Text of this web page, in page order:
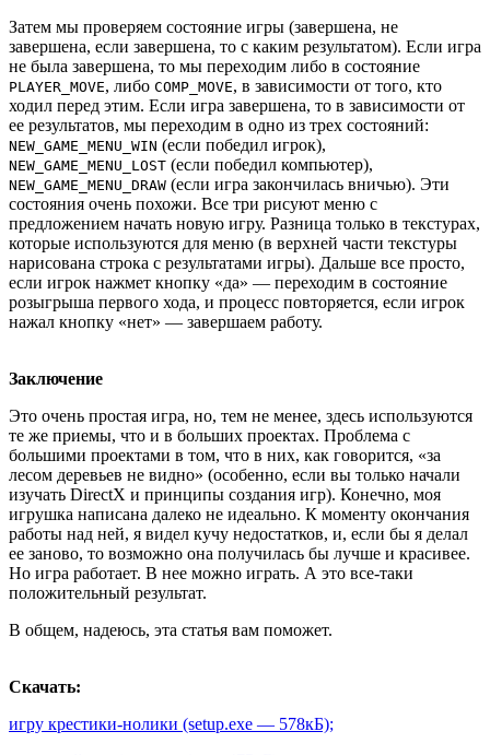
Затем мы проверяем состояние игры (завершена, не
завершена, если завершена, то с каким результатом). Если игра
не была завершена, то мы переходим либо в состояние
PLAYER_MOVE, либо COMP_MOVE, в зависимости от того, кто
ходил перед этим. Если игра завершена, то в зависимости от
ее результатов, мы переходим в одно из трех состояний:
NEW_GAME_MENU_WIN (если победил игрок),
NEW_GAME_MENU_LOST (если победил компьютер),
NEW_GAME_MENU_DRAW (если игра закончилась вничью). Эти
состояния очень похожи. Все три рисуют меню с
предложением начать новую игру. Разница только в текстурах,
которые используются для меню (в верхней части текстуры
нарисована строка с результатами игры). Дальше все просто,
если игрок нажмет кнопку «да» — переходим в состояние
розыгрыша первого хода, и процесс повторяется, если игрок
нажал кнопку «нет» — завершаем работу.
Заключение
Это очень простая игра, но, тем не менее, здесь используются
те же приемы, что и в больших проектах. Проблема с
большими проектами в том, что в них, как говорится, «за
лесом деревьев не видно» (особенно, если вы только начали
изучать DirectX и принципы создания игр). Конечно, моя
игрушка написана далеко не идеально. К моменту окончания
работы над ней, я видел кучу недостатков, и, если бы я делал
ее заново, то возможно она получилась бы лучше и красивее.
Но игра работает. В нее можно играть. А это все-таки
положительный результат.
В общем, надеюсь, эта статья вам поможет.
Скачать:
игру крестики-нолики (setup.exe — 578кБ);